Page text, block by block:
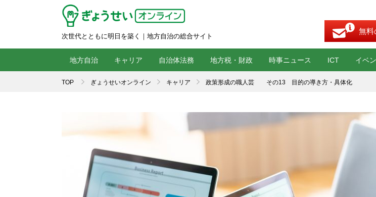
次世代とともに明日を築く｜地方自治の総合サイト 無料
地方自治 キャリア 自治体法務 地方税・財政 時事ニュース ICT イベ
TOP ぎょうせいオンライン キャリア 政策形成の職人芸 その13 目的の導き方・具体化